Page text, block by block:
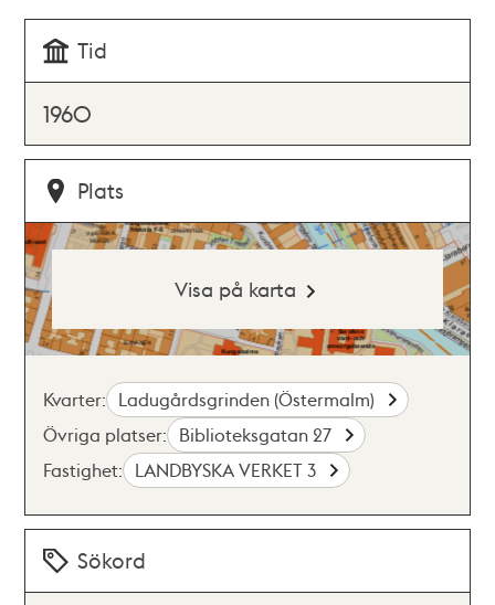
Tid
1960
Plats
Visa på karta
Kvarter: Ladugårdsgrinden (Östermalm)
Övriga platser: Biblioteksgatan 27
Fastighet: LANDBYSKA VERKET 3
Sökord